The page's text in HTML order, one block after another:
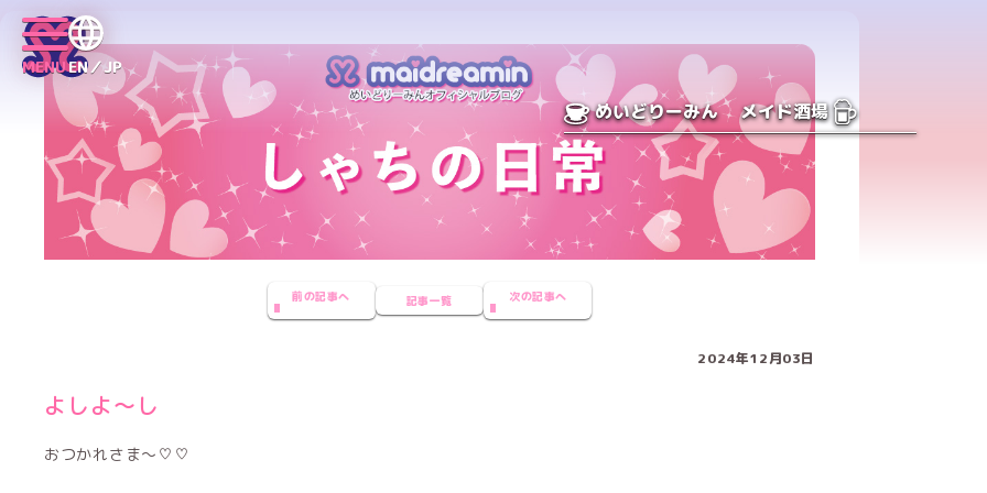
MENUEN／JP
めいどりーみん メイド酒場
前の記事へ 記事一覧 次の記事へ
2024年12月03日
よしよ〜し
おつかれさま〜♡♡